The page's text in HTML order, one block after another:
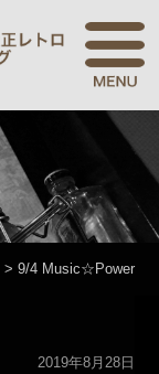
> 9/4 Music☆Power
2019年8月28日